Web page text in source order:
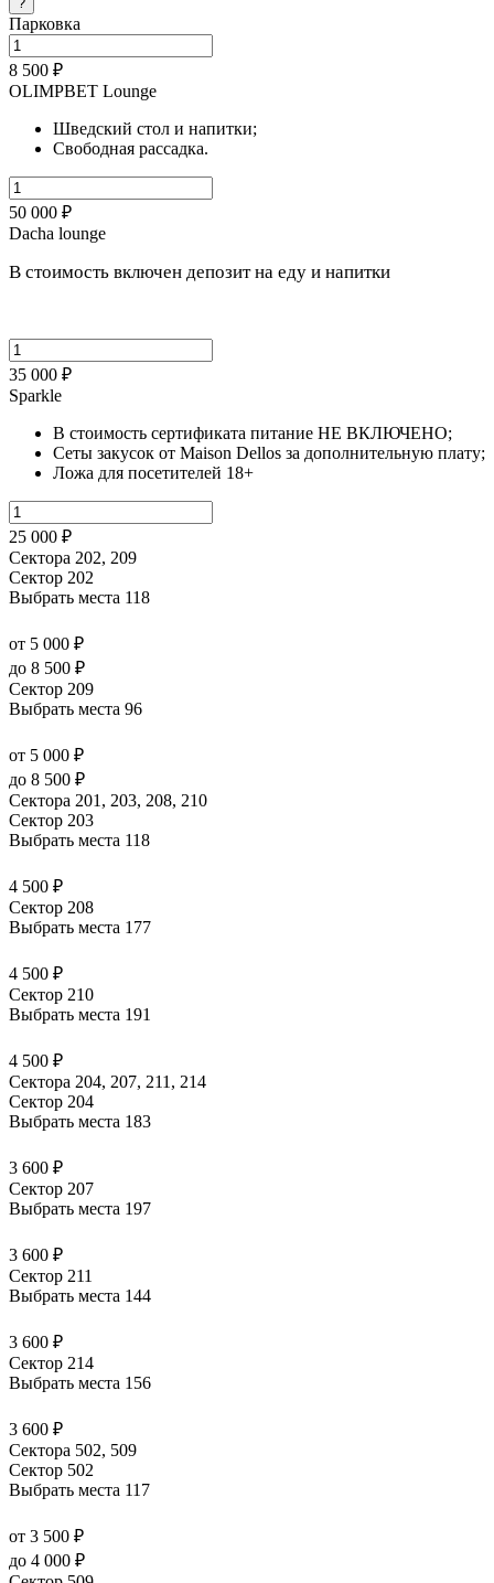
Парковка
8 500 ₽
OLIMPBET Lounge
Шведский стол и напитки;
Свободная рассадка.
50 000 ₽
Dacha lounge
В стоимость включен депозит на еду и напитки
35 000 ₽
Sparkle
В стоимость сертификата питание НЕ ВКЛЮЧЕНО;
Сеты закусок от Maison Dellos за дополнительную плату;
Ложа для посетителей 18+
25 000 ₽
Сектора 202, 209
Сектор 202
Выбрать места 118
от 5 000 ₽
до 8 500 ₽
Сектор 209
Выбрать места 96
от 5 000 ₽
до 8 500 ₽
Сектора 201, 203, 208, 210
Сектор 203
Выбрать места 118
4 500 ₽
Сектор 208
Выбрать места 177
4 500 ₽
Сектор 210
Выбрать места 191
4 500 ₽
Сектора 204, 207, 211, 214
Сектор 204
Выбрать места 183
3 600 ₽
Сектор 207
Выбрать места 197
3 600 ₽
Сектор 211
Выбрать места 144
3 600 ₽
Сектор 214
Выбрать места 156
3 600 ₽
Сектора 502, 509
Сектор 502
Выбрать места 117
от 3 500 ₽
до 4 000 ₽